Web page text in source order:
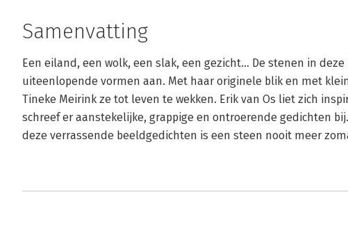
Samenvatting
Een eiland, een wolk, een slak, een gezicht… De stenen in
uiteenlopende vormen aan. Met haar originele blik en met
Tineke Meirink ze tot leven te wekken. Erik van Os liet zich
schreef er aanstekelijke, grappige en ontroerende gedichten
deze verrassende beeldgedichten is een steen nooit meer